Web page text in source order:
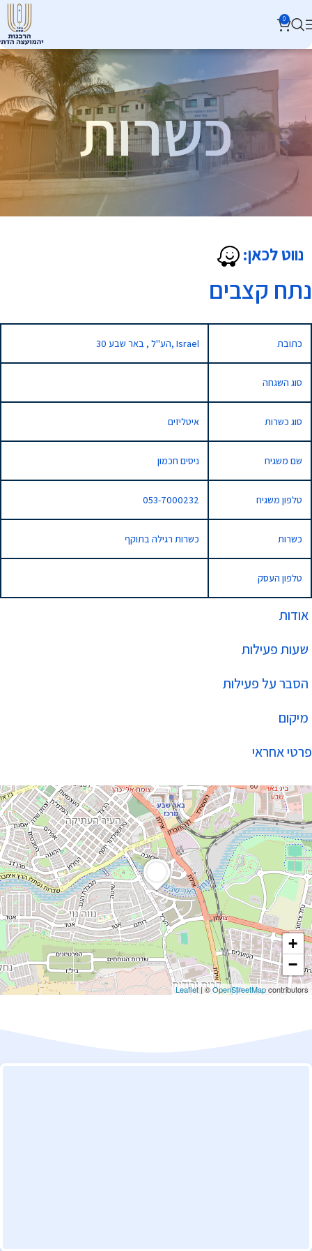
0
כשרות
אודות
שעות פעילות
הסבר על פעילות
מיקום
פרטי אחראי
נווט לכאן:
נתח קצבים
כתובת 30 הע"ל , באר שבע, Israel
סוג השגחה
סוג כשרות איטליזים
שם משגיח ניסים חכמון
טלפון משגיח 053-7000232
כשרות כשרות רגילה בתוקף
טלפון העסק
+
−
Leaflet | ©OpenStreetMapcontributors